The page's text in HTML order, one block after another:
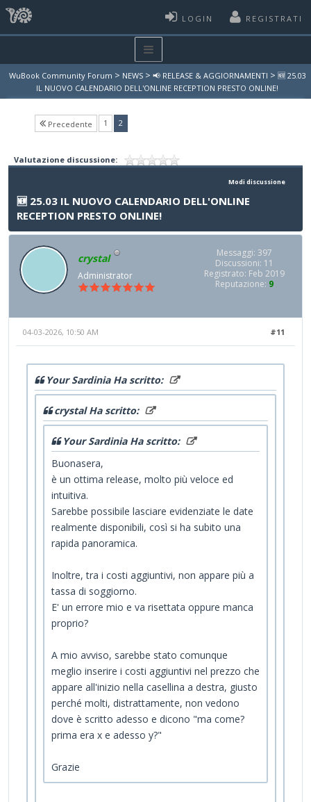
LOGIN REGISTRATI
WuBook Community Forum > NEWS > 📢 RELEASE & AGGIORNAMENTI > 🆕​ 25.03
IL NUOVO CALENDARIO DELL'ONLINE RECEPTION PRESTO ONLINE!
Precedente 1 2(current)
Valutazione discussione:
Modi discussione
🆕​ 25.03 IL NUOVO CALENDARIO DELL'ONLINE
RECEPTION PRESTO ONLINE!
crystal
Administrator
Messaggi: 397
Discussioni: 11
Registrato: Feb 2019
Reputazione: 9
#11
04-03-2026, 10:50 AM
Your Sardinia Ha scritto:
crystal Ha scritto:
Your Sardinia Ha scritto:
Buonasera,
è un ottima release, molto più veloce ed
intuitiva.
Sarebbe possibile lasciare evidenziate le date
realmente disponibili, così si ha subito una
rapida panoramica.
Inoltre, tra i costi aggiuntivi, non appare più a
tassa di soggiorno.
E' un errore mio e va risettata oppure manca
proprio?
A mio avviso, sarebbe stato comunque
meglio inserire i costi aggiuntivi nel prezzo che
appare all'inizio nella casellina a destra, giusto
perché molti, distrattamente, non vedono
dove è scritto adesso e dicono "ma come?
prima era x e adesso y?"
Grazie